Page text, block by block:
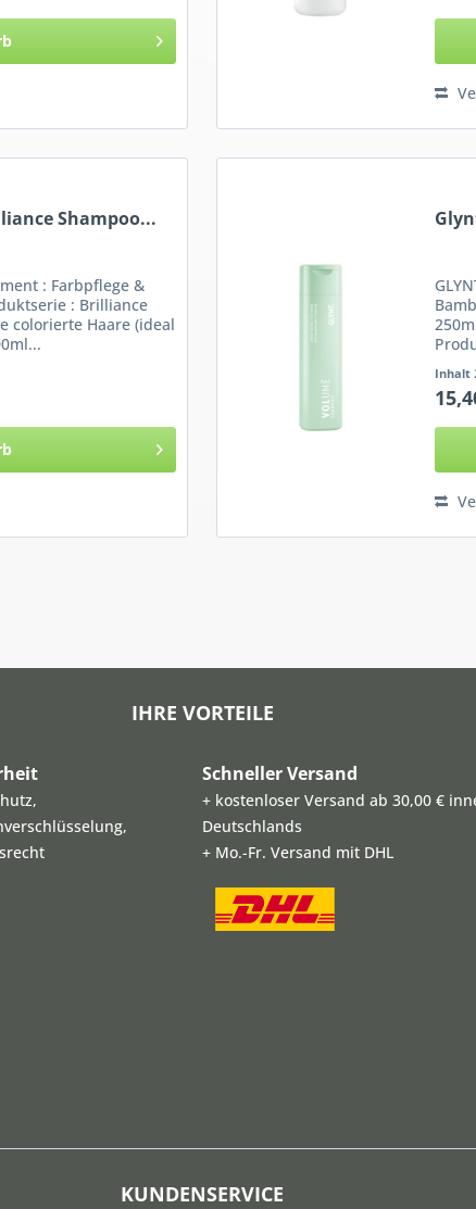
Shampoo...
: Farbpflege &
: Brilliance
colorierte Haare (ideal
Inhalt
IHRE VORTEILE
Schneller Versand
+ kostenloser Versand ab 30,00 €
Deutschlands
+ Mo.-Fr. Versand mit DHL
KUNDENSERVICE